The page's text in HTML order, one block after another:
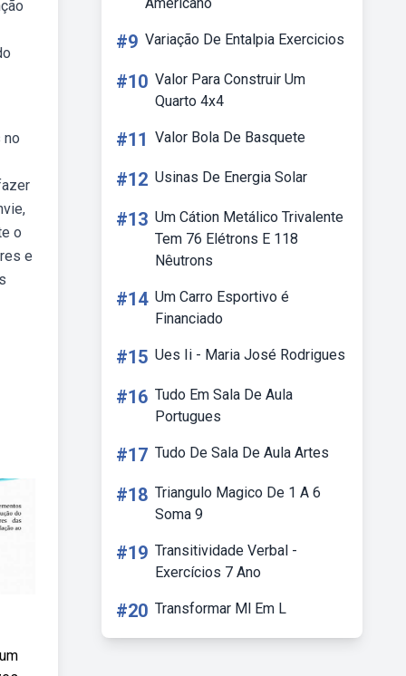
no
o
e
#9 Variação De Entalpia Exercicios
#10 Valor Para Construir Um
Quarto 4x4
#11 Valor Bola De Basquete
#12 Usinas De Energia Solar
#13 Um Cátion Metálico Trivalente
Tem 76 Elétrons E 118
Nêutrons
#14 Um Carro Esportivo é
Financiado
#15 Ues Ii - Maria José Rodrigues
#16 Tudo Em Sala De Aula
Portugues
#17 Tudo De Sala De Aula Artes
#18 Triangulo Magico De 1 A 6
Soma 9
#19 Transitividade Verbal -
Exercícios 7 Ano
#20 Transformar Ml Em L